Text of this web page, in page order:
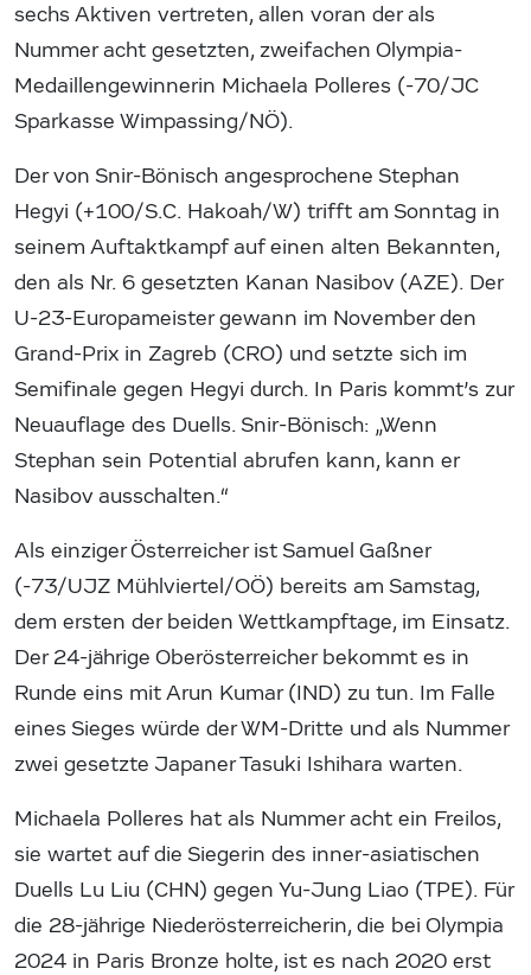
sechs Aktiven vertreten, allen voran der als
Nummer acht gesetzten, zweifachen Olympia-
Medaillengewinnerin Michaela Polleres (-70/JC
Sparkasse Wimpassing/NÖ).
Der von Snir-Bönisch angesprochene Stephan
Hegyi (+100/S.C. Hakoah/W) trifft am Sonntag in
seinem Auftaktkampf auf einen alten Bekannten,
den als Nr. 6 gesetzten Kanan Nasibov (AZE). Der
U-23-Europameister gewann im November den
Grand-Prix in Zagreb (CRO) und setzte sich im
Semifinale gegen Hegyi durch. In Paris kommt’s zur
Neuauflage des Duells. Snir-Bönisch: „Wenn
Stephan sein Potential abrufen kann, kann er
Nasibov ausschalten.“
Als einziger Österreicher ist Samuel Gaßner
(-73/UJZ Mühlviertel/OÖ) bereits am Samstag,
dem ersten der beiden Wettkampftage, im Einsatz.
Der 24-jährige Oberösterreicher bekommt es in
Runde eins mit Arun Kumar (IND) zu tun. Im Falle
eines Sieges würde der WM-Dritte und als Nummer
zwei gesetzte Japaner Tasuki Ishihara warten.
Michaela Polleres hat als Nummer acht ein Freilos,
sie wartet auf die Siegerin des inner-asiatischen
Duells Lu Liu (CHN) gegen Yu-Jung Liao (TPE). Für
die 28-jährige Niederösterreicherin, die bei Olympia
2024 in Paris Bronze holte, ist es nach 2020 erst